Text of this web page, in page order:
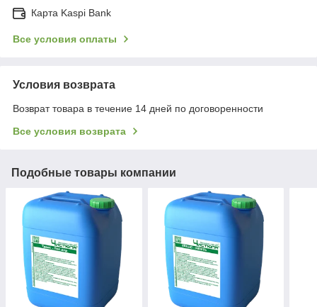
Карта Kaspi Bank
Все условия оплаты
Условия возврата
Возврат товара в течение 14 дней по договоренности
Все условия возврата
Подобные товары компании